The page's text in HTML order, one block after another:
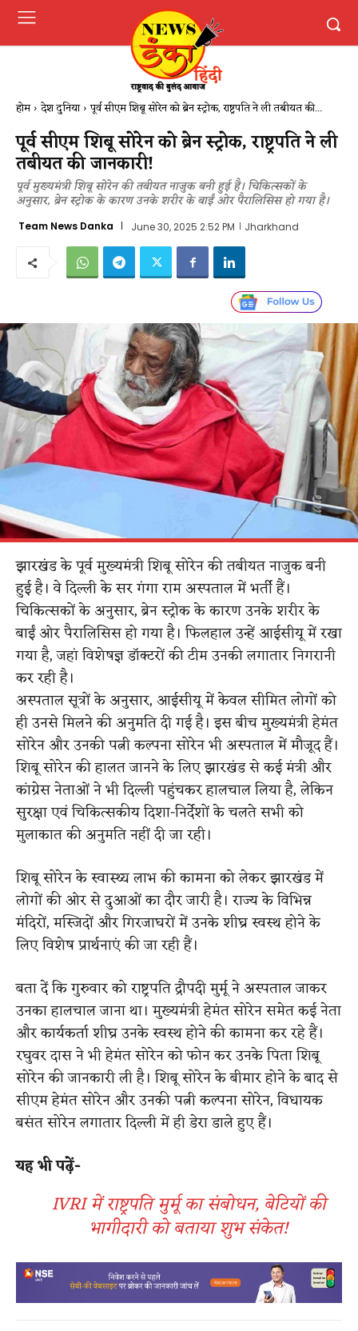
होम देश दुनिया पूर्व सीएम शिबू सोरेन को ब्रेन स्ट्रोक, राष्ट्रपति ने ली तबीयत की...
पूर्व सीएम शिबू सोरेन को ब्रेन स्ट्रोक, राष्ट्रपति ने ली
तबीयत की जानकारी!
पूर्व मुख्यमंत्री शिबू सोरेन की तबीयत नाजुक बनी हुई है। चिकित्सकों के
अनुसार, ब्रेन स्ट्रोक के कारण उनके शरीर के बाईं ओर पैरालिसिस हो गया है।
Team News Danka June 30, 2025 2:52 PM Jharkhand
झारखंड के पूर्व मुख्यमंत्री शिबू सोरेन की तबीयत नाजुक बनी
हुई है। वे दिल्ली के सर गंगा राम अस्पताल में भर्ती हैं।
चिकित्सकों के अनुसार, ब्रेन स्ट्रोक के कारण उनके शरीर के
बाईं ओर पैरालिसिस हो गया है। फिलहाल उन्हें आईसीयू में रखा
गया है, जहां विशेषज्ञ डॉक्टरों की टीम उनकी लगातार निगरानी
कर रही है।
अस्पताल सूत्रों के अनुसार, आईसीयू में केवल सीमित लोगों को
ही उनसे मिलने की अनुमति दी गई है। इस बीच मुख्यमंत्री हेमंत
सोरेन और उनकी पत्नी कल्पना सोरेन भी अस्पताल में मौजूद हैं।
शिबू सोरेन की हालत जानने के लिए झारखंड से कई मंत्री और
कांग्रेस नेताओं ने भी दिल्ली पहुंचकर हालचाल लिया है, लेकिन
सुरक्षा एवं चिकित्सकीय दिशा-निर्देशों के चलते सभी को
मुलाकात की अनुमति नहीं दी जा रही।
शिबू सोरेन के स्वास्थ्य लाभ की कामना को लेकर झारखंड में
लोगों की ओर से दुआओं का दौर जारी है। राज्य के विभिन्न
मंदिरों, मस्जिदों और गिरजाघरों में उनके शीघ्र स्वस्थ होने के
लिए विशेष प्रार्थनाएं की जा रही हैं।
बता दें कि गुरुवार को राष्ट्रपति द्रौपदी मुर्मू ने अस्पताल जाकर
उनका हालचाल जाना था। मुख्यमंत्री हेमंत सोरेन समेत कई नेता
और कार्यकर्ता शीघ्र उनके स्वस्थ होने की कामना कर रहे हैं।
रघुवर दास ने भी हेमंत सोरेन को फोन कर उनके पिता शिबू
सोरेन की जानकारी ली है। शिबू सोरेन के बीमार होने के बाद से
सीएम हेमंत सोरेन और उनकी पत्नी कल्पना सोरेन, विधायक
बसंत सोरेन लगातार दिल्ली में ही डेरा डाले हुए हैं।
यह भी पढ़ें-
IVRI में राष्ट्रपति मुर्मू का संबोधन, बेटियों की
भागीदारी को बताया शुभ संकेत!